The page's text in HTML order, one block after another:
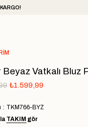
Vatkalı Bluz
₺1.599,99
TKM766-BYZ
TAKIM gör